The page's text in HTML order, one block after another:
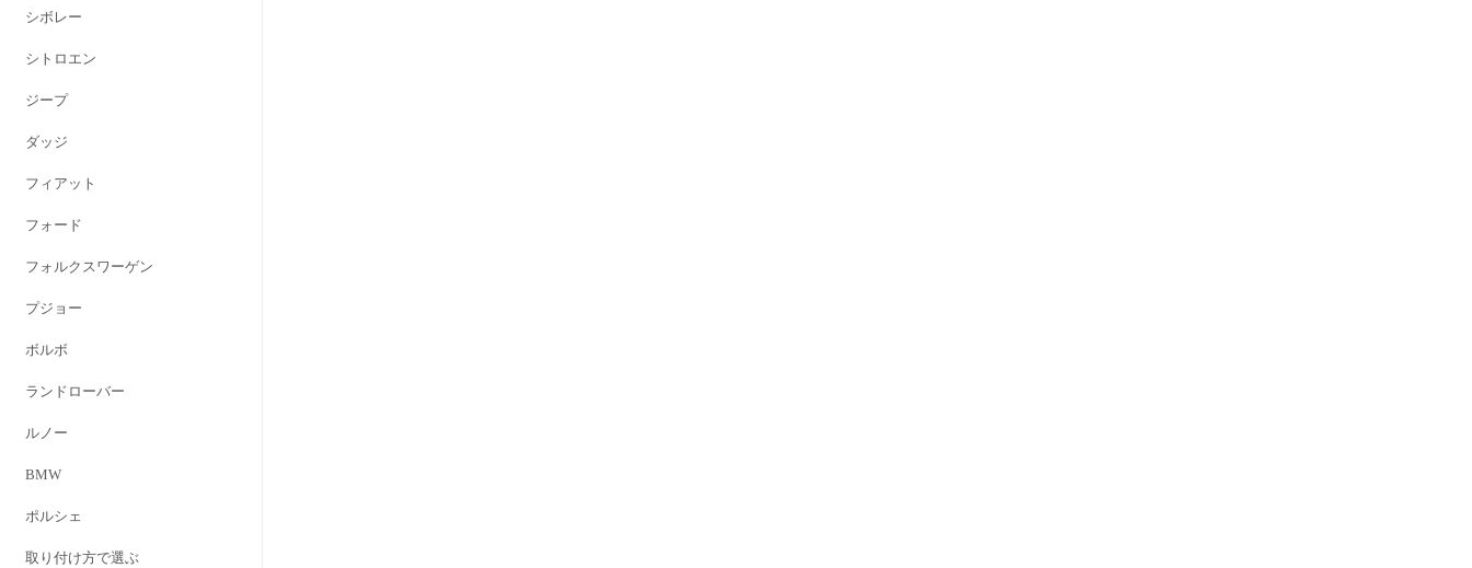
シボレー
シトロエン
ジープ
ダッジ
フィアット
フォード
フォルクスワーゲン
プジョー
ボルボ
ランドローバー
ルノー
BMW
ポルシェ
取り付け方で選ぶ